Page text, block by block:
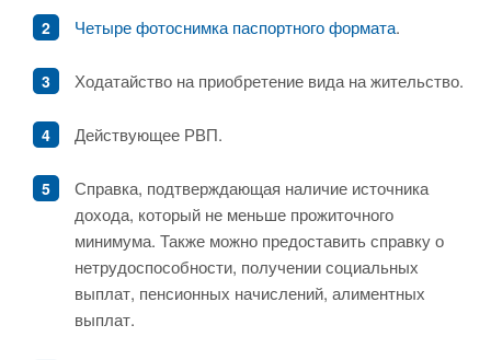
Четыре фотоснимка паспортного формата.
Ходатайство на приобретение вида на жительство.
Действующее РВП.
Справка, подтверждающая наличие источника
дохода, который не меньше прожиточного
минимума. Также можно предоставить справку о
нетрудоспособности, получении социальных
выплат, пенсионных начислений, алиментных
выплат.